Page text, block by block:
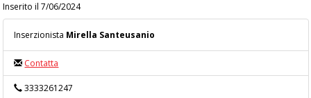
Inserito il 7/06/2024
Inserzionista Mirella Santeusanio
Contatta
3333261247